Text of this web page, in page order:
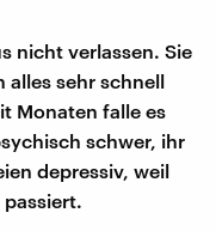
nicht verlassen. Sie
alles sehr schnell
Monaten falle es
schwer, ihr
depressiv, weil